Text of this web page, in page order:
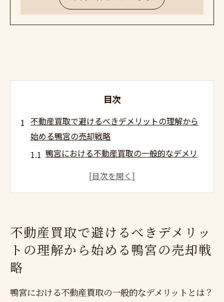
目次
不動産買取で避けるべきデメリットの理解から
始める鴨宮の売却戦略
鴨宮における不動産買取の一般的なデメリ
不動産買取のリスク管理: 鴨宮での具体例
契約内容の把握によるデメリット回避の重
要性
不動産買取で失敗しないための初期ステッ
不動産買取で避けるべきデメリッ
トの理解から始める鴨宮の売却戦
略
鴨宮における不動産買取の一般的なデメリットとは？